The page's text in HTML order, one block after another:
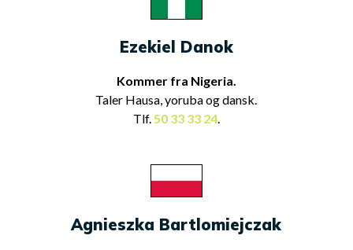
Ezekiel Danok
Kommer fra Nigeria.
Taler Hausa, yoruba og dansk.
Tlf.50 33 33 24.
Agnieszka Bartlomiejczak